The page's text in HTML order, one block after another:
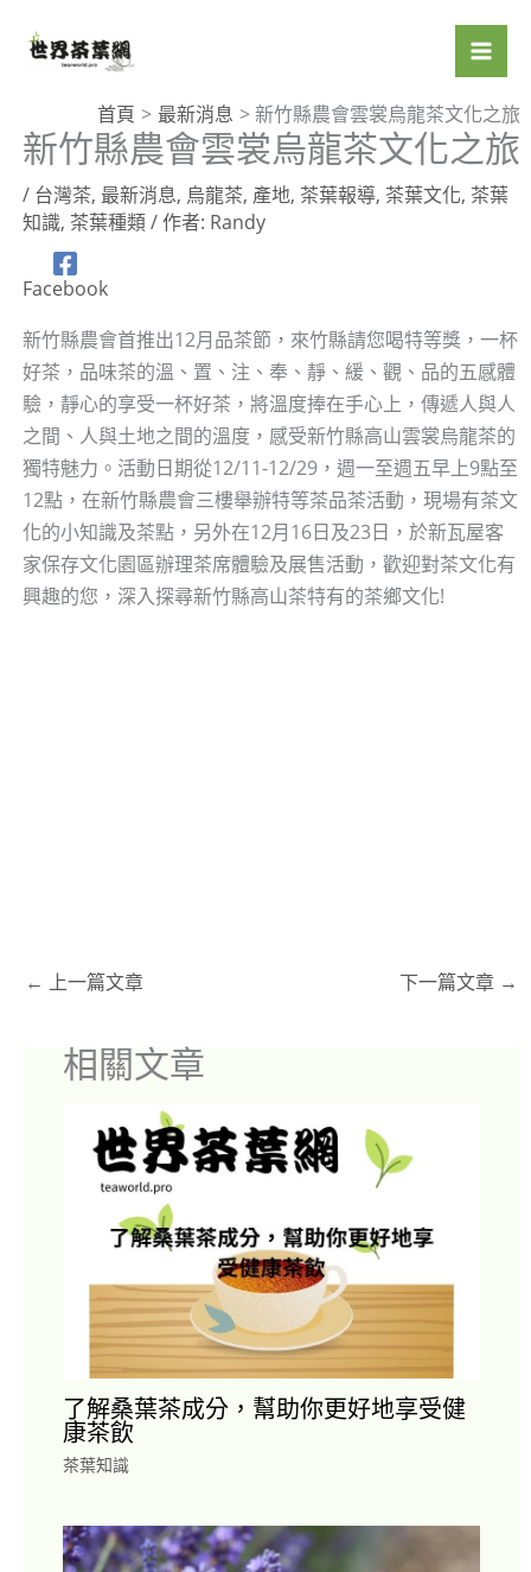
首頁 最新消息 新竹縣農會雲裳烏龍茶文化之旅
新竹縣農會雲裳烏龍茶文化之旅
/ 台灣茶, 最新消息, 烏龍茶, 產地, 茶葉報導, 茶葉文化, 茶葉
知識, 茶葉種類/ 作者: Randy
Facebook
新竹縣農會首推出12月品茶節，來竹縣請您喝特等獎，一杯
好茶，品味茶的溫、置、注、奉、靜、緩、觀、品的五感體
驗，靜心的享受一杯好茶，將溫度捧在手心上，傳遞人與人
之間、人與土地之間的溫度，感受新竹縣高山雲裳烏龍茶的
獨特魅力。活動日期從12/11-12/29，週一至週五早上9點至
12點，在新竹縣農會三樓舉辦特等茶品茶活動，現場有茶文
化的小知識及茶點，另外在12月16日及23日，於新瓦屋客
家保存文化園區辦理茶席體驗及展售活動，歡迎對茶文化有
興趣的您，深入探尋新竹縣高山茶特有的茶鄉文化!
← 上一篇文章 下一篇文章 →
相關文章
了解桑葉茶成分，幫助你更好地享受健
康茶飲
茶葉知識